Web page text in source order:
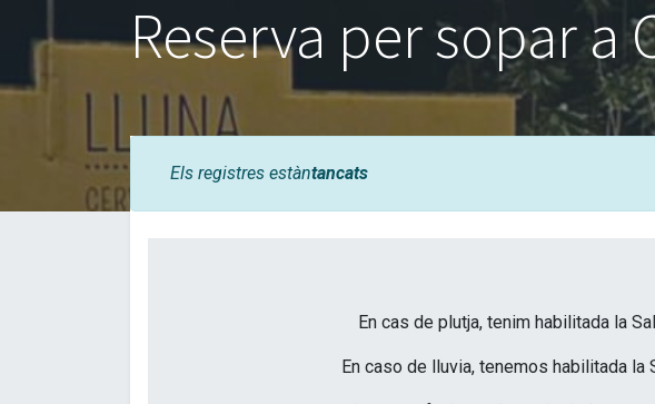
Reserva per sopar a
Els registres estàntancats
En cas de plutja, tenim habilitada la
En caso de lluvia, tenemos habilitada la